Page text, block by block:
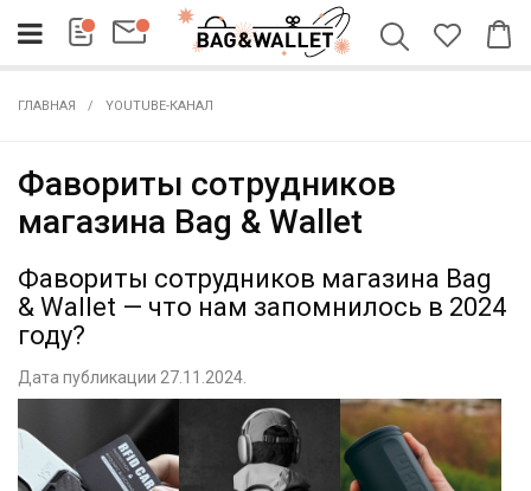
ГЛАВНАЯ YOUTUBE-КАНАЛ
Фавориты сотрудников
магазина Bag & Wallet
Фавориты сотрудников магазина Bag
& Wallet — что нам запомнилось в 2024
году?
Дата публикации 27.11.2024.